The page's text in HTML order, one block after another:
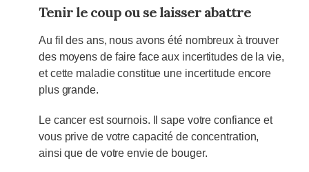
Tenir le coup ou se laisser abattre
Au fil des ans, nous avons été nombreux à trouver
des moyens de faire face aux incertitudes de la vie,
et cette maladie constitue une incertitude encore
plus grande.
Le cancer est sournois. Il sape votre confiance et
vous prive de votre capacité de concentration,
ainsi que de votre envie de bouger.